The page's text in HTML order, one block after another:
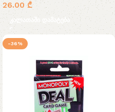
26.00₾
კალათაში დამატება
-36%